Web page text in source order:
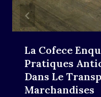
La Cofece
Pratiques
Dans Le
Marchandises